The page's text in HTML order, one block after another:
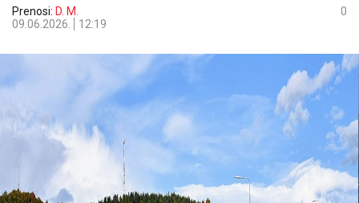
Prenosi: D. M.
09.06.2026.
12:19
0